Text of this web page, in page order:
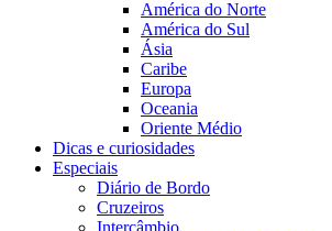
América do Norte
América do Sul
Ásia
Caribe
Europa
Oceania
Oriente Médio
Dicas e curiosidades
Especiais
Diário de Bordo
Cruzeiros
Intercâmbio